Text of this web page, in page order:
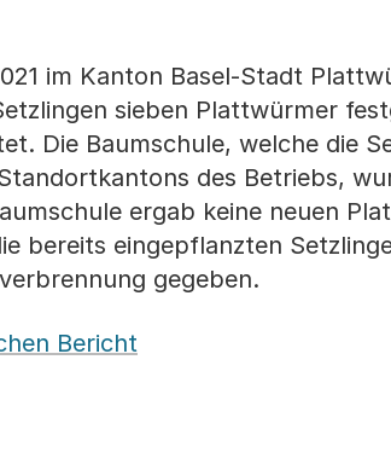
im Kanton Basel-Stadt
sieben Plattwürmer
Die Baumschule, welche die
des Betriebs,
ergab keine neuen
bereits eingepflanzten
gegeben.
Bericht